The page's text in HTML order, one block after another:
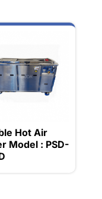
Hot Air
Model : PSD-